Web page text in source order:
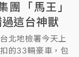
團「馬王」
這台神獸
北地檢署今天上
的33輛豪車，包